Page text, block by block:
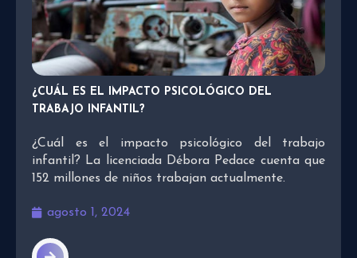
¿CUÁL ES EL IMPACTO PSICOLÓGICO DEL
TRABAJO INFANTIL?
¿Cuál es el impacto psicológico del trabajo
infantil? La licenciada Débora Pedace cuenta que
152 millones de niños trabajan actualmente.
agosto 1, 2024